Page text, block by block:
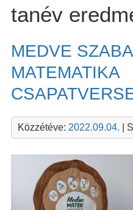
tanév
MEDVE
MATEMATIKA
Közzétéve: 2022.09.04. |